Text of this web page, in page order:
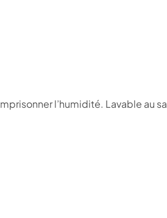
l’humidité. Lavable au